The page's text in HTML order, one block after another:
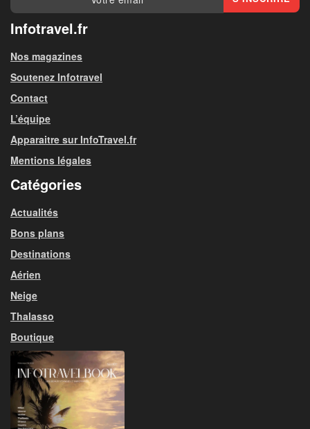
Infotravel.fr
Nos magazines
Soutenez Infotravel
Contact
L’équipe
Apparaitre sur InfoTravel.fr
Mentions légales
Catégories
Actualités
Bons plans
Destinations
Aérien
Neige
Thalasso
Boutique